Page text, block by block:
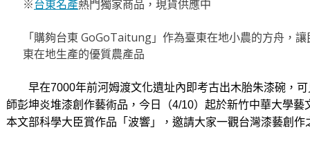
※台東名產熱門獨家商品，現貨供應中
「購夠台東 GoGoTaitung」作為臺東在地小農的方舟，
東在地生產的優質農產品
早在7000年前河姆渡文化遺址內即考古出木胎朱漆碗，可
師彭坤炎堆漆創作藝術品，今日（4/10）起於新竹中華大學
本文部科學大臣賞作品「波響」，邀請大家一觀台灣漆藝創作